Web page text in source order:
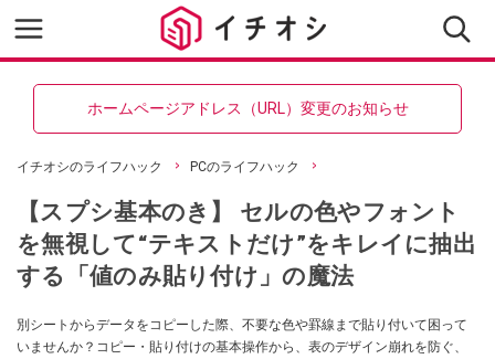
ホームページアドレス（URL）変更のお知らせ
イチオシのライフハック PCのライフハック
【スプシ基本のき】 セルの色やフォント
を無視して“テキストだけ”をキレイに抽出
する「値のみ貼り付け」の魔法
別シートからデータをコピーした際、不要な色や罫線まで貼り付いて困って
いませんか？コピー・貼り付けの基本操作から、表のデザイン崩れを防ぐ、